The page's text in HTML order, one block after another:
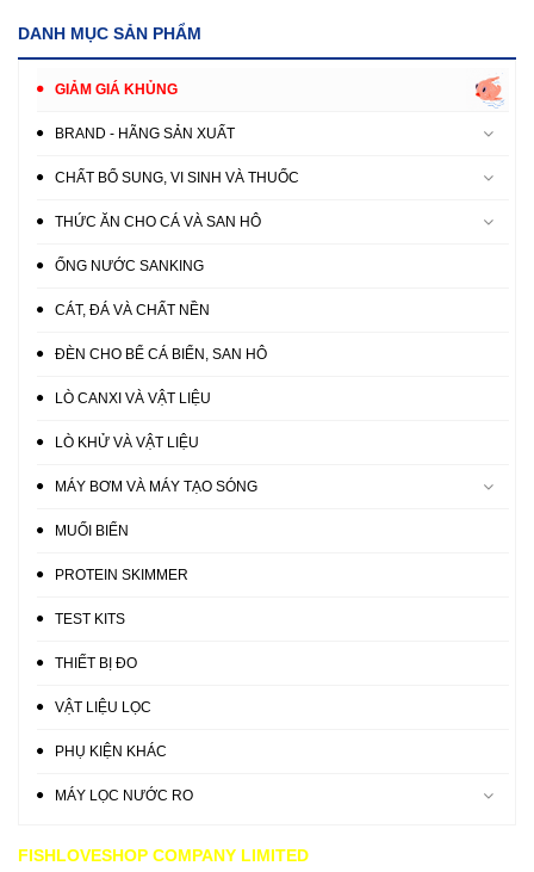
DANH MỤC SẢN PHẨM
GIẢM GIÁ KHỦNG
BRAND - HÃNG SẢN XUẤT
CHẤT BỔ SUNG, VI SINH VÀ THUỐC
THỨC ĂN CHO CÁ VÀ SAN HÔ
ỐNG NƯỚC SANKING
CÁT, ĐÁ VÀ CHẤT NỀN
ĐÈN CHO BỂ CÁ BIỂN, SAN HÔ
LÒ CANXI VÀ VẬT LIỆU
LÒ KHỬ VÀ VẬT LIỆU
MÁY BƠM VÀ MÁY TẠO SÓNG
MUỐI BIỂN
PROTEIN SKIMMER
TEST KITS
THIẾT BỊ ĐO
VẬT LIỆU LỌC
PHỤ KIỆN KHÁC
MÁY LỌC NƯỚC RO
FISHLOVESHOP COMPANY LIMITED